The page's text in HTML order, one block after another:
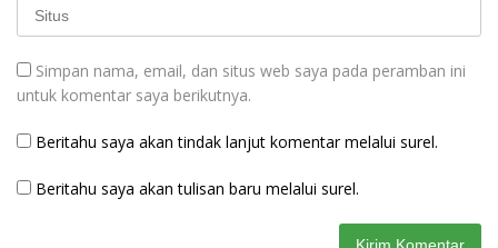
Simpan nama, email, dan situs web saya pada peramban ini
untuk komentar saya berikutnya.
Beritahu saya akan tindak lanjut komentar melalui surel.
Beritahu saya akan tulisan baru melalui surel.